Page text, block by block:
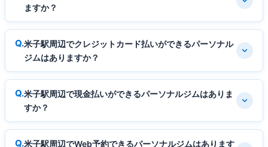
ますか？
米子駅周辺でクレジットカード払いができるパーソナル
ジムはありますか？
米子駅周辺で現金払いができるパーソナルジムはありま
すか？
米子駅周辺でWeb予約できるパーソナルジムはあります